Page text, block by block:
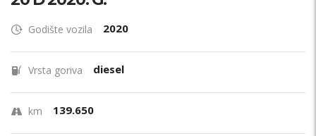
Godište vozila 2020
Vrsta goriva diesel
km 139.650